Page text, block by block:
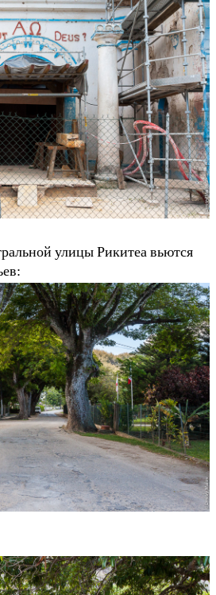
улицы Рикитеа вьются